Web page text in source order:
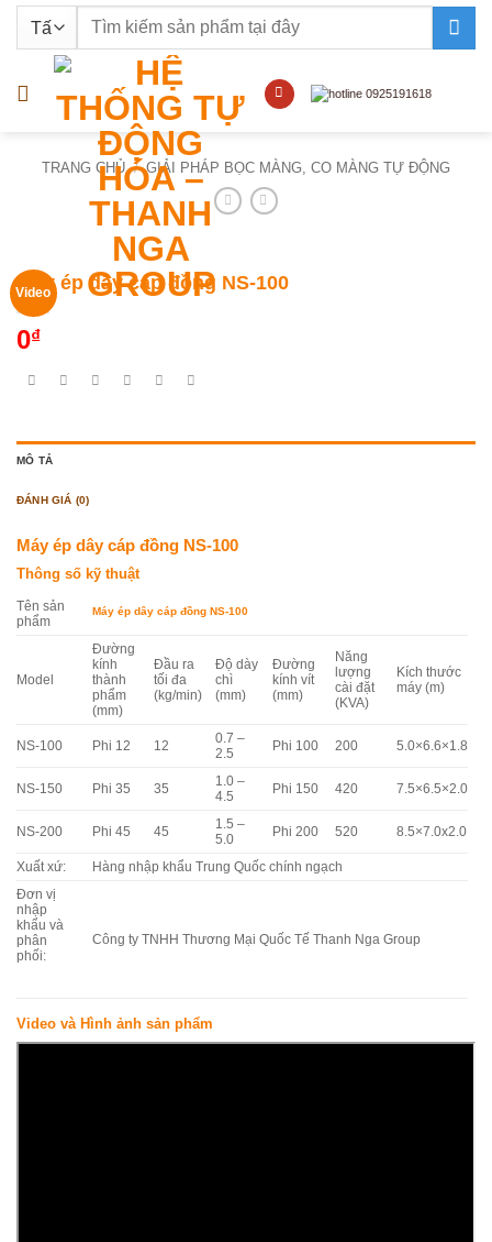
nội
Tìm
TRANG CHỦ / GIẢI PHÁP BỌC MÀNG, CO MÀNG TỰ ĐỘNG
Video
Máy ép dây cáp đồng NS-100
0₫
MÔ TẢ
ĐÁNH GIÁ (0)
Máy ép dây cáp đồng NS-100
Thông số kỹ thuật
Tên sản
phẩm
Máy ép dây cáp đồng NS-100
Model
Đường
kính
thành
phẩm
(mm)
Đầu ra
tối đa
(kg/min)
Độ dày
chì
(mm)
Đường
kính vít
(mm)
Năng
lượng
cài đặt
(KVA)
Kích thước
máy (m)
NS-100 Phi 12 12
0.7 –
2.5
Phi 100 200 5.0×6.6×1.8
NS-150 Phi 35 35
1.0 –
4.5
Phi 150 420 7.5×6.5×2.0
NS-200 Phi 45 45
1.5 –
5.0
Phi 200 520 8.5×7.0x2.0
Xuất xứ: Hàng nhập khẩu Trung Quốc chính ngạch
Đơn vị
nhập
khẩu và
phân
phối:
Công ty TNHH Thương Mại Quốc Tế Thanh Nga Group
Video và Hình ảnh sản phẩm